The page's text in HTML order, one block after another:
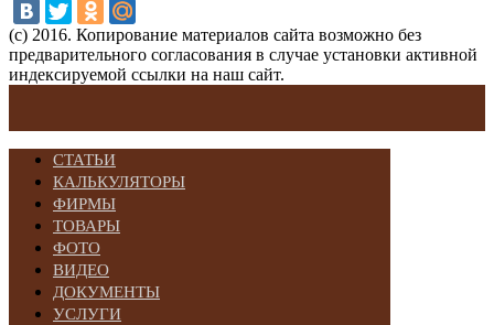
(с) 2016. Копирование материалов сайта возможно без
предварительного согласования в случае установки активной
индексируемой ссылки на наш сайт.
СТАТЬИ
КАЛЬКУЛЯТОРЫ
ФИРМЫ
ТОВАРЫ
ФОТО
ВИДЕО
ДОКУМЕНТЫ
УСЛУГИ